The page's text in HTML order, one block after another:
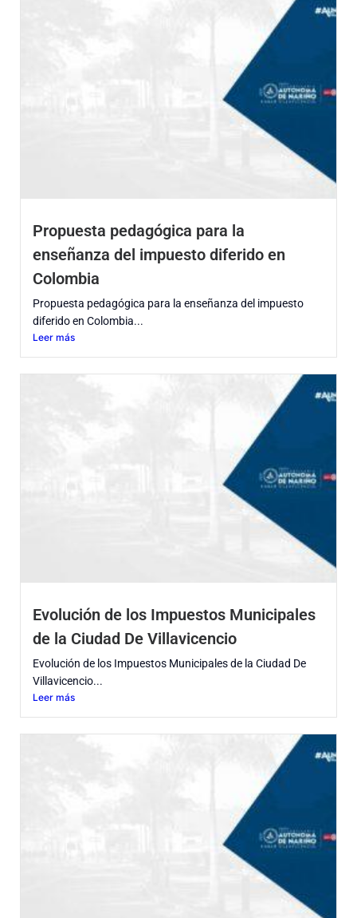
Propuesta pedagógica para la
enseñanza del impuesto diferido en
Colombia
Propuesta pedagógica para la enseñanza del impuesto
diferido en Colombia...
Leer más
Evolución de los Impuestos Municipales
de la Ciudad De Villavicencio
Evolución de los Impuestos Municipales de la Ciudad De
Villavicencio...
Leer más